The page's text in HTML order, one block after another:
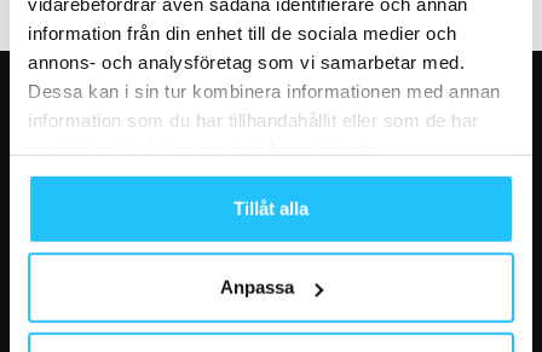
information från din enhet till de sociala medier och
annons- och analysföretag som vi samarbetar med.
Dessa kan i sin tur kombinera informationen med annan
information som du har tillhandahållit eller som de har
Tillåt alla
Anpassa
VÅRA FAVORITER
AI kommer aldrig kunna ersätta en frukost
2026-08-06